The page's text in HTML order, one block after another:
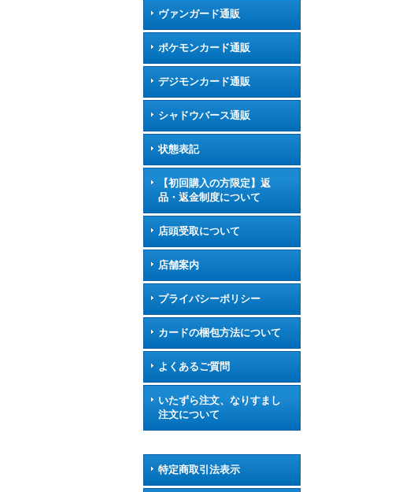
ヴァンガード通販
ポケモンカード通販
デジモンカード通販
シャドウバース通販
状態表記
【初回購入の方限定】返
品・返金制度について
店頭受取について
店舗案内
プライバシーポリシー
カードの梱包方法について
よくあるご質問
いたずら注文、なりすまし
注文について
特定商取引法表示